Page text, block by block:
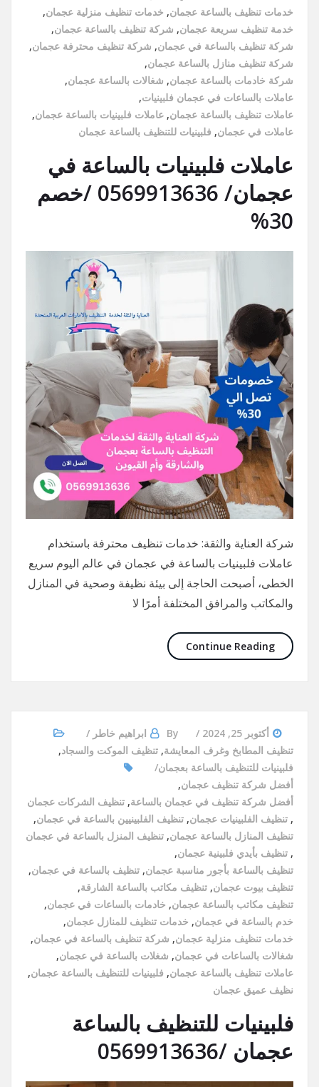
خدمات تنظيف بالساعة عجمان, خدمات تنظيف منزلية عجمان,
خدمة تنظيف سريعة عجمان, شركة تنظيف بالساعة عجمان,
شركة تنظيف بالساعة في عجمان, شركة تنظيف محترفة عجمان,
شركة تنظيف منازل بالساعة عجمان,
شركة خادمات بالساعة عجمان, شغالات بالساعة عجمان,
عاملات بالساعات في عجمان فلبينيات,
عاملات تنظيف بالساعة عجمان, عاملات فلبينيات بالساعة عجمان,
عاملات في عجمان, فلبينيات للتنظيف بالساعة عجمان
عاملات فلبينيات بالساعة في
عجمان/ 0569913636 /خصم
30%
شركة العناية والثقة: خدمات تنظيف محترفة باستخدام
عاملات فلبينيات بالساعة في عجمان في عالم اليوم سريع
الخطى، أصبحت الحاجة إلى بيئة نظيفة وصحية في المنازل
والمكاتب والمرافق المختلفة أمرًا لا
Continue Reading
أكتوبر 25, 2024 By
ابراهيم خاطر
تنظيف المطابخ وغرف المعايشة, تنظيف الموكت والسجاد,
فلبينيات للتنظيف بالساعة بعجمان
أفضل شركة تنظيف عجمان,
أفضل شركة تنظيف في عجمان بالساعة, تنظيف الشركات عجمان
, تنظيف الفلبينيات عجمان, تنظيف الفلبينيين بالساعة في عجمان,
تنظيف المنازل بالساعة عجمان, تنظيف المنزل بالساعة في عجمان
, تنظيف بأيدي فلبينية عجمان,
تنظيف بالساعة بأجور مناسبة عجمان, تنظيف بالساعة في عجمان,
تنظيف بيوت عجمان, تنظيف مكاتب بالساعة الشارقة,
تنظيف مكاتب بالساعة عجمان, خادمات بالساعات في عجمان,
خدم بالساعة في عجمان, خدمات تنظيف للمنازل عجمان,
خدمات تنظيف منزلية عجمان, شركة تنظيف بالساعة في عجمان,
شغالات بالساعات في عجمان, شغلات بالساعة في عجمان,
عاملات تنظيف بالساعة عجمان, فلبينيات للتنظيف بالساعة عجمان,
نظيف عميق عجمان
فلبينيات للتنظيف بالساعة
عجمان /0569913636